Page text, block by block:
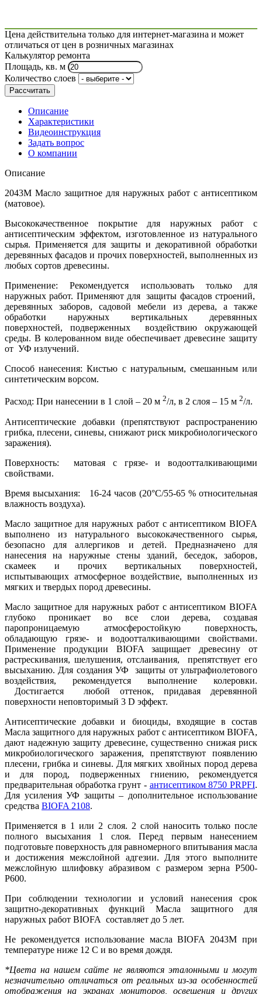
Цена действительна только для интернет-магазина и может
отличаться от цен в розничных магазинах
Калькулятор ремонта
Площадь, кв. м
Количество слоев
Рассчитать
Описание
Характеристики
Видеоинструкция
Задать вопрос
О компании
Описание
2043М Масло защитное для наружных работ с антисептиком
(матовое).
Высококачественное покрытие для наружных работ с
антисептическим эффектом, изготовленное из натурального
сырья. Применяется для защиты и декоративной обработки
деревянных фасадов и прочих поверхностей, выполненных из
любых сортов древесины.
Применение: Рекомендуется использовать только для
наружных работ. Применяют для защиты фасадов строений,
деревянных заборов, садовой мебели из дерева, а также
обработки наружных вертикальных деревянных
поверхностей, подверженных воздействию окружающей
среды. В колерованном виде обеспечивает древесине защиту
от УФ излучений.
Способ нанесения: Кистью с натуральным, смешанным или
синтетическим ворсом.
Расход: При нанесении в 1 слой – 20 м 2/л, в 2 слоя – 15 м 2/л.
Антисептические добавки (препятствуют распространению
грибка, плесени, синевы, снижают риск микробиологического
заражения).
Поверхность: матовая с грязе- и водоотталкивающими
свойствами.
Время высыхания: 16-24 часов (20°C/55-65 % относительная
влажность воздуха).
Масло защитное для наружных работ с антисептиком BIOFA
выполнено из натурального высококачественного сырья,
безопасно для аллергиков и детей. Предназначено для
нанесения на наружные стены зданий, беседок, заборов,
скамеек и прочих вертикальных поверхностей,
испытывающих атмосферное воздействие, выполненных из
мягких и твердых пород древесины.
Масло защитное для наружных работ с антисептиком BIOFA
глубоко проникает во все слои дерева, создавая
паропроницаемую атмосферостойкую поверхность,
обладающую грязе- и водоотталкивающими свойствами.
Применение продукции BIOFA защищает древесину от
растрескивания, шелушения, отслаивания, препятствует его
высыханию. Для создания УФ защиты от ультрафиолетового
воздействия, рекомендуется выполнение колеровки.
Достигается любой оттенок, придавая деревянной
поверхности неповторимый 3 D эффект.
Антисептические добавки и биоциды, входящие в состав
Масла защитного для наружных работ с антисептиком BIOFA,
дают надежную защиту древесине, существенно снижая риск
микробиологического заражения, препятствуют появлению
плесени, грибка и синевы. Для мягких хвойных пород дерева
и для пород, подверженных гниению, рекомендуется
предварительная обработка грунт - антисептиком 8750 PRPFI.
Для усиления УФ защиты – дополнительное использование
средства BIOFA 2108.
Применяется в 1 или 2 слоя. 2 слой наносить только после
полного высыхания 1 слоя. Перед первым нанесением
подготовьте поверхность для равномерного впитывания масла
и достижения межслойной адгезии. Для этого выполните
межслойную шлифовку абразивом с размером зерна P500-
P600.
При соблюдении технологии и условий нанесения срок
защитно-декоративных функций Масла защитного для
наружных работ BIOFA составляет до 5 лет.
Не рекомендуется использование масла BIOFA 2043М при
температуре ниже 12 С и во время дождя.
*Цвета на нашем сайте не являются эталонными и могут
незначительно отличаться от реальных из-за особенностей
отображения на экранах мониторов, освещения и других